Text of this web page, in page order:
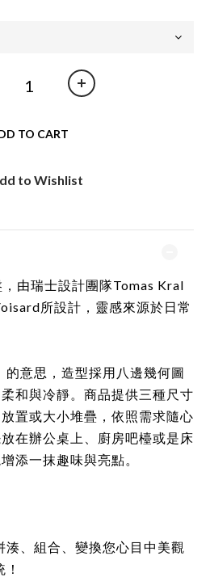
TO CART
to Wishlist
由瑞士設計團隊Tomas Kral
所設計，靈感來源於日常
的意思，造型採用八邊幾何圖
和與冷靜。商品提供三種尺寸
置或大小堆疊，依照需求隨心
在辦公桌上、廚房吧檯或是床
添一抹趣味與亮點。
湊、組合、變換您心目中美觀